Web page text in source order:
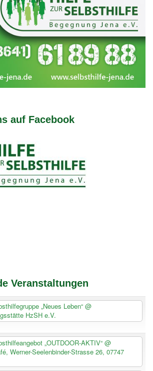
auf Facebook
Veranstaltungen
„Neues Leben“ @
HzSH e.V.
„OUTDOOR-AKTIV“ @
Werner-Seelenbinder-Strasse 26, 07747